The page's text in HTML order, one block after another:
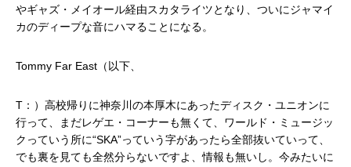
やギャズ・メイオール経由スカタライツとなり、ついにジャマイ
カのディープな音にハマることになる。
Tommy Far East（以下、
T：）高校帰りに神奈川の本厚木にあったディスク・ユニオンに
行って、まだレゲエ・コーナーも無くて、ワールド・ミュージッ
クっていう所に“SKA”っていう字があったら全部抜いていって、
でも裏を見ても全然分らないですよ、情報も無いし。今みたいに